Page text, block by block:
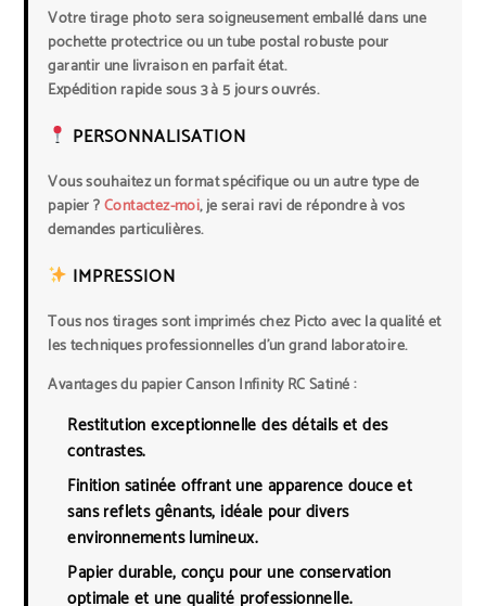
Votre tirage photo sera soigneusement emballé dans une
pochette protectrice ou un tube postal robuste pour
garantir une livraison en parfait état.
Expédition rapide sous 3 à 5 jours ouvrés.
PERSONNALISATION
Vous souhaitez un format spécifique ou un autre type de
papier ?Contactez-moi, je serai ravi de répondre à vos
demandes particulières.
IMPRESSION
Tous nos tirages sont imprimés chezPictoavec la qualité et
les techniques professionnelles d’un grand laboratoire.
Avantages du papier Canson Infinity RC Satiné :
Restitution exceptionnelle des détails et des
contrastes.
Finition satinée offrant une apparence douce et
sans reflets gênants, idéale pour divers
environnements lumineux.
Papier durable, conçu pour une conservation
optimale et une qualité professionnelle.